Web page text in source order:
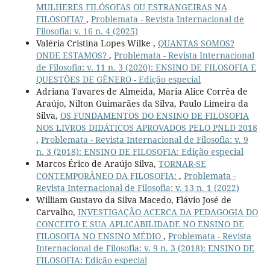
MULHERES FILÓSOFAS OU ESTRANGEIRAS NA
FILOSOFIA? , Problemata - Revista Internacional de
Filosofia: v. 16 n. 4 (2025)
Valéria Cristina Lopes Wilke , QUANTAS SOMOS?
ONDE ESTAMOS? , Problemata - Revista Internacional
de Filosofia: v. 11 n. 3 (2020): ENSINO DE FILOSOFIA E
QUESTÕES DE GÊNERO - Edição especial
Adriana Tavares de Almeida, Maria Alice Corrêa de
Araújo, Nilton Guimarães da Silva, Paulo Limeira da
Silva, OS FUNDAMENTOS DO ENSINO DE FILOSOFIA
NOS LIVROS DIDÁTICOS APROVADOS PELO PNLD 2018
, Problemata - Revista Internacional de Filosofia: v. 9
n. 3 (2018): ENSINO DE FILOSOFIA: Edição especial
Marcos Érico de Araújo Silva, TORNAR-SE
CONTEMPORÂNEO DA FILOSOFIA: , Problemata -
Revista Internacional de Filosofia: v. 13 n. 1 (2022)
William Gustavo da Silva Macedo, Flávio José de
Carvalho, INVESTIGAÇÃO ACERCA DA PEDAGOGIA DO
CONCEITO E SUA APLICABILIDADE NO ENSINO DE
FILOSOFIA NO ENSINO MÉDIO , Problemata - Revista
Internacional de Filosofia: v. 9 n. 3 (2018): ENSINO DE
FILOSOFIA: Edição especial